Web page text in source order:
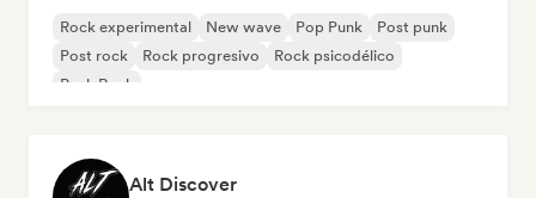
Rock experimental New wave Pop Punk
Post punk
Post rock
Rock progresivo
Rock psicodélico
Punk Rock
Alt Discover